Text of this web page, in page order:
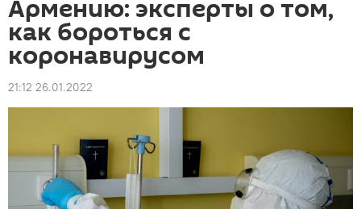
Армению: эксперты о том,
как бороться с
коронавирусом
21:12 26.01.2022